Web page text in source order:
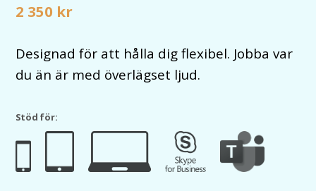
2 350 kr
Designad för att hålla dig flexibel. Jobba var
du än är med överlägset ljud.
Stöd för: